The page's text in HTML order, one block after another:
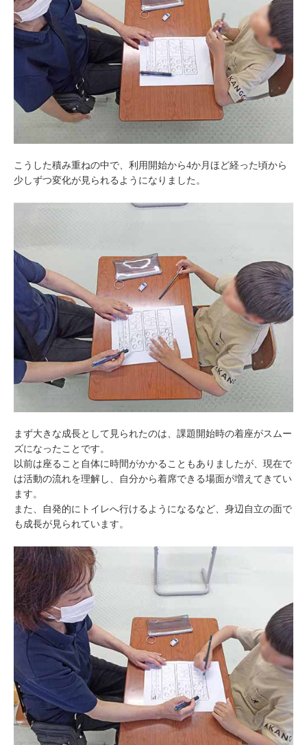
こうした積み重ねの中で、利用開始から4か月ほど経った頃から
少しずつ変化が見られるようになりました。
まず大きな成長として見られたのは、課題開始時の着座がスムー
ズになったことです。
以前は座ること自体に時間がかかることもありましたが、現在で
は活動の流れを理解し、自分から着席できる場面が増えてきてい
ます。
また、自発的にトイレへ行けるようになるなど、身辺自立の面で
も成長が見られています。